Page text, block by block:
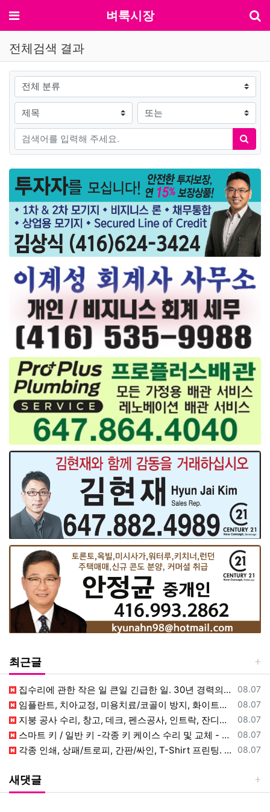
메뉴 벼룩시장
전체검색 결과
그룹
검색조건 검색방법
검색어
검색
최근글
등록일
08.07
집수리에 관한 작은 일 큰일 긴급한 일. 30년 경력의 목수에게 맡겨 주
등록일
08.07
임플란트, 치아교정, 미용치료/코골이 방지, 화이트닝, 사랑니 발치. 직
등록일
08.07
지붕 공사 수리, 창고, 데크, 펜스공사, 인트락, 잔디공사, 나무 자르
등록일
08.07
스마트 키 / 일반 키 -각종 키 케이스 수리 및 교체 - 핸드폰 키(스
등록일
08.07
각종 인쇄, 상패/트로피, 간판/싸인, T-Shirt 프린팅. 명함, 전
새댓글